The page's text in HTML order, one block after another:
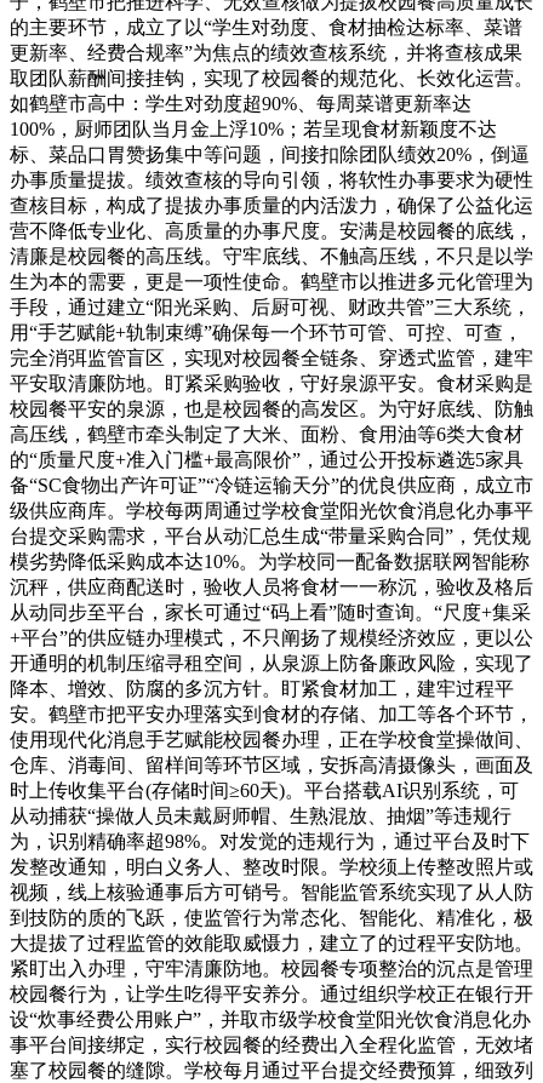
的主要环节，成立了以“学生对劲度、食材抽检达标率、菜谱
更新率、经费合规率”为焦点的绩效查核系统，并将查核成果
取团队薪酬间接挂钩，实现了校园餐的规范化、长效化运营。
如鹤壁市高中：学生对劲度超90%、每周菜谱更新率达
100%，厨师团队当月金上浮10%；若呈现食材新颖度不达
标、菜品口胃赞扬集中等问题，间接扣除团队绩效20%，倒逼
办事质量提拔。绩效查核的导向引领，将软性办事要求为硬性
查核目标，构成了提拔办事质量的内活泼力，确保了公益化运
营不降低专业化、高质量的办事尺度。安满是校园餐的底线，
清廉是校园餐的高压线。守牢底线、不触高压线，不只是以学
生为本的需要，更是一项性使命。鹤壁市以推进多元化管理为
手段，通过建立“阳光采购、后厨可视、财政共管”三大系统，
用“手艺赋能+轨制束缚”确保每一个环节可管、可控、可查，
完全消弭监管盲区，实现对校园餐全链条、穿透式监管，建牢
平安取清廉防地。盯紧采购验收，守好泉源平安。食材采购是
校园餐平安的泉源，也是校园餐的高发区。为守好底线、防触
高压线，鹤壁市牵头制定了大米、面粉、食用油等6类大食材
的“质量尺度+准入门槛+最高限价”，通过公开投标遴选5家具
备“SC食物出产许可证”“冷链运输天分”的优良供应商，成立市
级供应商库。学校每两周通过学校食堂阳光饮食消息化办事平
台提交采购需求，平台从动汇总生成“带量采购合同”，凭仗规
模劣势降低采购成本达10%。为学校同一配备数据联网智能称
沉秤，供应商配送时，验收人员将食材一一称沉，验收及格后
从动同步至平台，家长可通过“码上看”随时查询。“尺度+集采
+平台”的供应链办理模式，不只阐扬了规模经济效应，更以公
开通明的机制压缩寻租空间，从泉源上防备廉政风险，实现了
降本、增效、防腐的多沉方针。盯紧食材加工，建牢过程平
安。鹤壁市把平安办理落实到食材的存储、加工等各个环节，
使用现代化消息手艺赋能校园餐办理，正在学校食堂操做间、
仓库、消毒间、留样间等环节区域，安拆高清摄像头，画面及
时上传收集平台(存储时间≥60天)。平台搭载AI识别系统，可
从动捕获“操做人员未戴厨师帽、生熟混放、抽烟”等违规行
为，识别精确率超98%。对发觉的违规行为，通过平台及时下
发整改通知，明白义务人、整改时限。学校须上传整改照片或
视频，线上核验通事后方可销号。智能监管系统实现了从人防
到技防的质的飞跃，使监管行为常态化、智能化、精准化，极
大提拔了过程监管的效能取威慑力，建立了的过程平安防地。
紧盯出入办理，守牢清廉防地。校园餐专项整治的沉点是管理
校园餐行为，让学生吃得平安养分。通过组织学校正在银行开
设“炊事经费公用账户”，并取市级学校食堂阳光饮食消息化办
事平台间接绑定，实行校园餐的经费出入全程化监管，无效堵
塞了校园餐的缝隙。学校每月通过平台提交经费预算，细致列